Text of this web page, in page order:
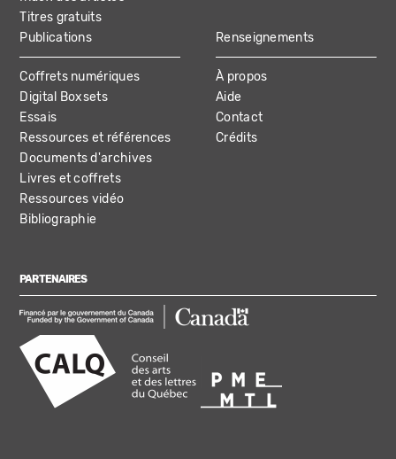
Titres gratuits
Publications
Coffrets numériques
Digital Boxsets
Essais
Ressources et références
Documents d'archives
Livres et coffrets
Ressources vidéo
Bibliographie
Renseignements
À propos
Aide
Contact
Crédits
PARTENAIRES